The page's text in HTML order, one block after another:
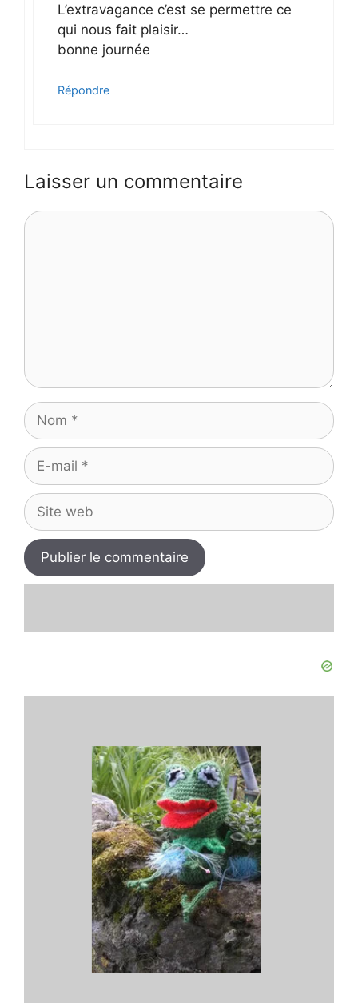
L’extravagance c’est se permettre ce
qui nous fait plaisir…
bonne journée
Répondre
Laisser un commentaire
Commentaire
Nom
E-
mail
Site
web